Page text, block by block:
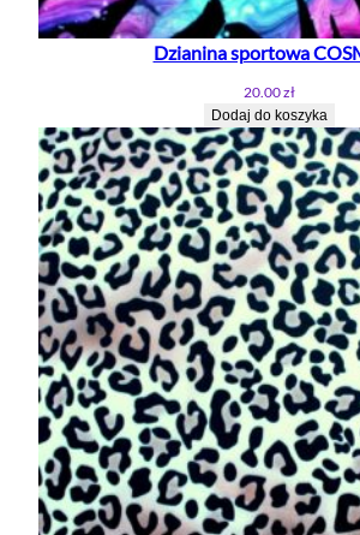
Dzianina sportowa
20.00zł
Dodaj do koszyka